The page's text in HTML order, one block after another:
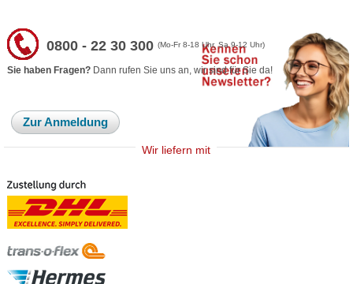
0800 - 22 30 300(Mo-Fr 8-18 Uhr, Sa 9-12 Uhr)
Sie haben Fragen? Dann rufen Sie uns an, wir sind für Sie da!
Zur Anmeldung
Wir liefern mit